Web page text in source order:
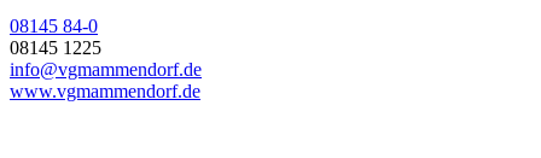
08145 84-0
08145 1225
info@vgmammendorf.de
www.vgmammendorf.de